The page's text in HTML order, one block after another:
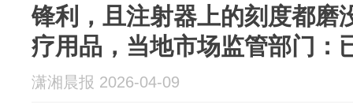
锋利，且注射器上的刻度都磨
疗用品，当地市场监管部门：
潇湘晨报 2026-04-09